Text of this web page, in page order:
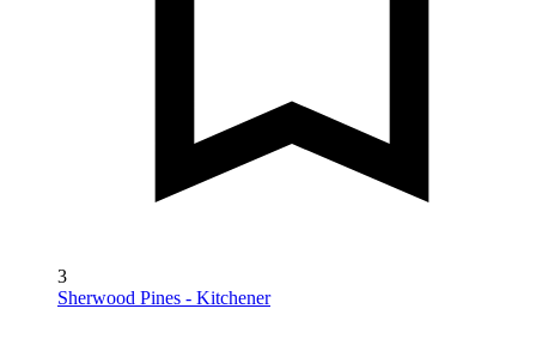
3
Sherwood Pines - Kitchener